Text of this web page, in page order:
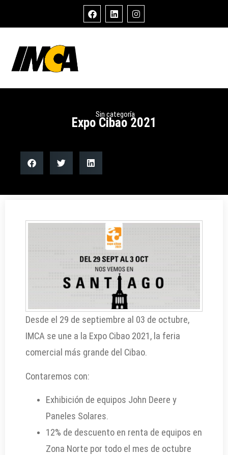
Sin categoría
Expo Cibao 2021
Desde el 29 de septiembre al 03 de octubre,
IMCA se une a la Expo Cibao 2021, la feria
comercial más grande del Cibao.
Contaremos con:
Exhibición de equipos John Deere y
Paneles Solares.
12% de descuento en renta de equipos en
Zona Norte por todo el mes de octubre